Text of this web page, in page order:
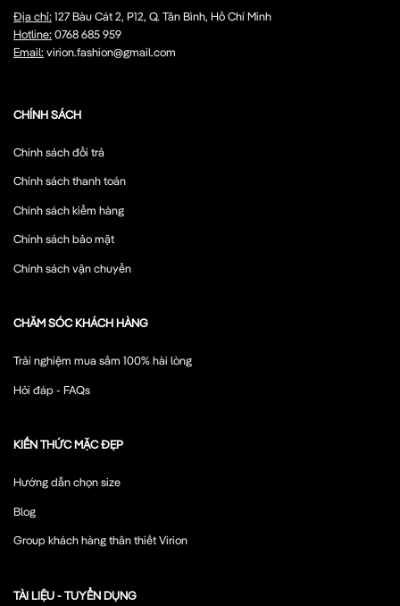
Địa chỉ:127 Bàu Cát 2, P12, Q. Tân Bình, Hồ Chí Minh
Hotline:0768 685 959
Email:virion.fashion@gmail.com
CHÍNH SÁCH
Chính sách đổi trả
Chính sách thanh toán
Chính sách kiểm hàng
Chính sách bảo mật
Chính sách vận chuyển
CHĂM SÓC KHÁCH HÀNG
Trải nghiệm mua sắm 100% hài lòng
Hỏi đáp - FAQs
KIẾN THỨC MẶC ĐẸP
Hướng dẫn chọn size
Blog
Group khách hàng thân thiết Virion
TÀI LIỆU - TUYỂN DỤNG